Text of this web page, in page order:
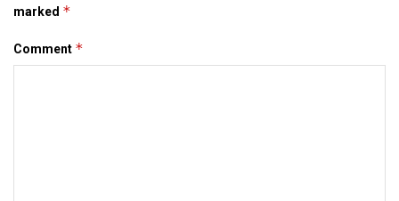
marked *
Comment *